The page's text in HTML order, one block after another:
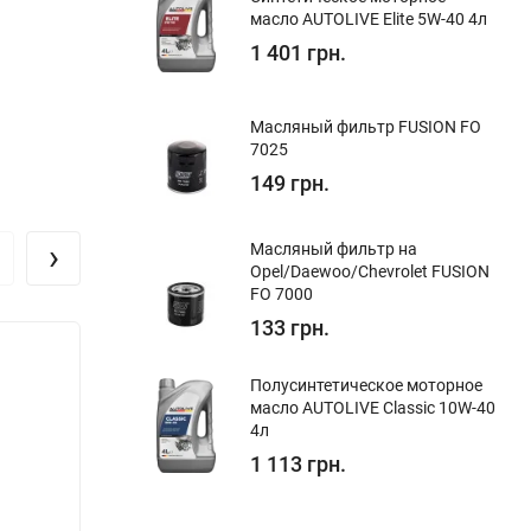
›
масло AUTOLIVE Elite 5W-40 4л
1 401 грн.
Масляный фильтр FUSION FO
7025
149 грн.
Масляный фильтр на
Opel/Daewoo/Chevrolet FUSION
FO 7000
133 грн.
Полуcинтетическое моторное
масло AUTOLIVE Classic 10W-40
4л
1 113 грн.